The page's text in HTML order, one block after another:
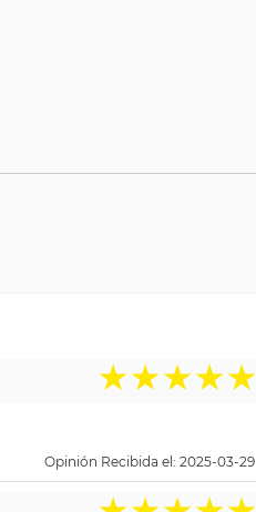
★★★★★
Opinión Recibida el: 2025-03-29